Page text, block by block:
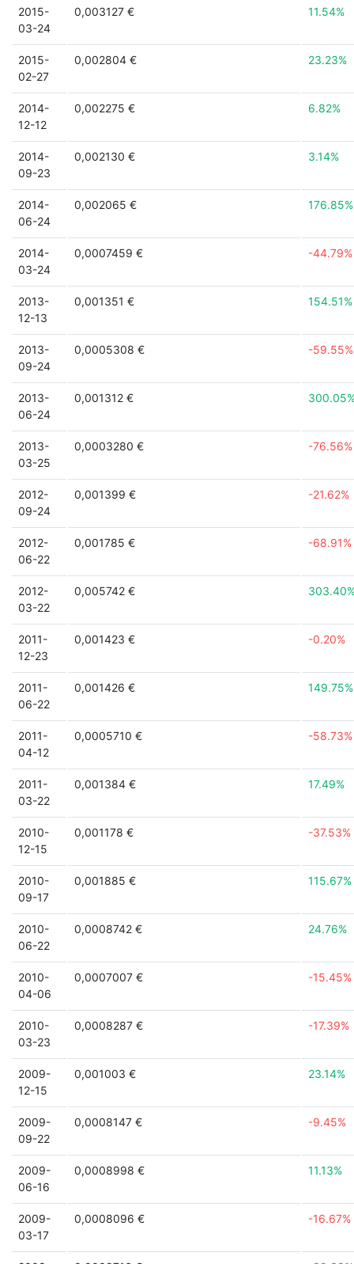
2015-
03-24
0,003127 € 11.54%
2015-
02-27
0,002804 € 23.23%
2014-
12-12
0,002275 € 6.82%
2014-
09-23
0,002130 € 3.14%
2014-
06-24
0,002065 € 176.85%
2014-
03-24
0,0007459 € -44.79%
2013-
12-13
0,001351 € 154.51%
2013-
09-24
0,0005308 € -59.55%
2013-
06-24
0,001312 €
2013-
03-25
0,0003280 € -76.56%
2012-
09-24
0,001399 € -21.62%
2012-
06-22
0,001785 € -68.91%
2012-
03-22
0,005742 €
2011-
12-23
0,001423 € -0.20%
2011-
06-22
0,001426 € 149.75%
2011-
04-12
0,0005710 € -58.73%
2011-
03-22
0,001384 € 17.49%
2010-
12-15
0,001178 € -37.53%
2010-
09-17
0,001885 € 115.67%
2010-
06-22
0,0008742 € 24.76%
2010-
04-06
0,0007007 € -15.45%
2010-
03-23
0,0008287 € -17.39%
2009-
12-15
0,001003 € 23.14%
2009-
09-22
0,0008147 € -9.45%
2009-
06-16
0,0008998 € 11.13%
2009-
03-17
0,0008096 € -16.67%